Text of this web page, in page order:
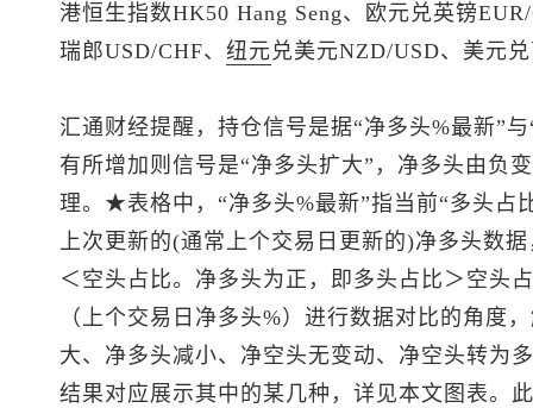
港恒生指数HK50 Hang Seng、欧元兑英镑
瑞郎USD/CHF、 纽元兑美元NZD/USD、 美元
汇通财经提醒，持仓信号是据“净多头%最新”
有所增加则信号是“净多头扩大”，净多头由负
理。★表格中，“净多头%最新”指当前“多头占
上次更新的(通常上个交易日更新的)净多头数
＜空头占比。净多头为正，即多头占比＞空头
（上个交易日净多头%）进行数据对比的角度
大、净多头减小、净空头无变动、净空头转为
结果对应展示其中的某几种，详见本文图表。